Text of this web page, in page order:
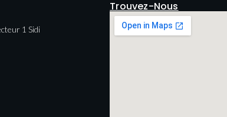
1 Sidi
Trouvez-Nous